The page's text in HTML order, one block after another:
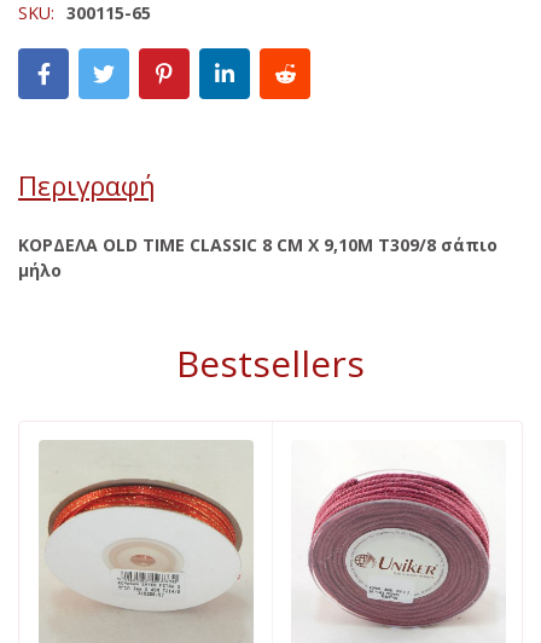
SKU: 300115-65
Περιγραφή
ΚΟΡΔΕΛΑ OLD TIME CLASSIC 8 CM X 9,10M Τ309/8 σάπιο
μήλο
Bestsellers